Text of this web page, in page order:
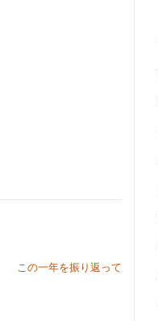
この一年を振り返って